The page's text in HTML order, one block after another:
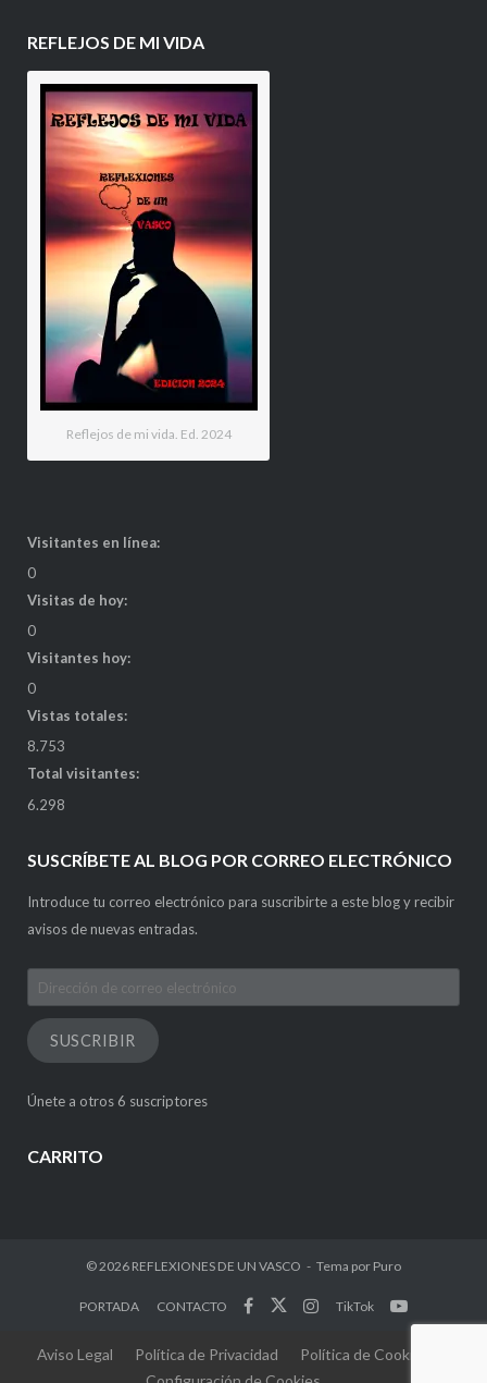
REFLEJOS DE MI VIDA
Reflejos de mi vida. Ed. 2024
Visitantes en línea:
0
Visitas de hoy:
0
Visitantes hoy:
0
Vistas totales:
8.753
Total visitantes:
6.298
SUSCRÍBETE AL BLOG POR CORREO ELECTRÓNICO
Introduce tu correo electrónico para suscribirte a este blog y recibir
avisos de nuevas entradas.
Dirección
de
correo
electrónico
SUSCRIBIR
Únete a otros 6 suscriptores
CARRITO
© 2026 REFLEXIONES DE UN VASCO Tema por Puro
PORTADA CONTACTO TikTok
Aviso Legal Política de Privacidad
Política de Cookies